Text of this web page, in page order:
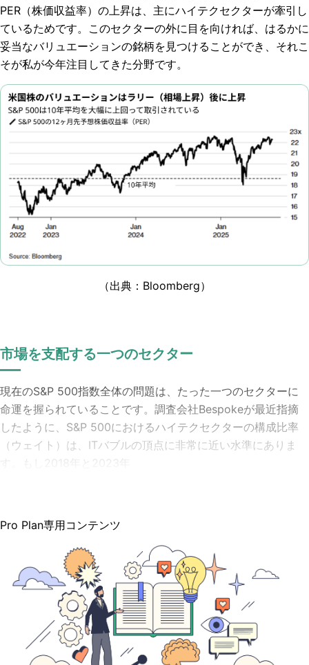
PER（株価収益率）の上昇は、主にハイテクセクターが牽引し
ているためです。このセクターの外に目を向ければ、はるかに
妥当なバリュエーションの銘柄を見つけることができ、それこ
そが私が今年注目してきた分野です。
（出典：Bloomberg）
市場を支配する一つのセクター
現在のS&P 500指数全体の問題は、たった一つのセクターに
命運を握られていることです。調査会社Bespokeが最近指摘
したように、S&P 500におけるハイテクセクターの構成比率
（ウェイト）は、ITバブルの頂点に非常に近い水準にありま
す。もし2018年と2023年
Pro Plan専用コンテンツ